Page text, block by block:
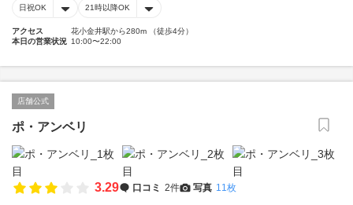
日祝OK 21時以降OK
アクセス
花小金井駅から280m （徒歩4分）
本日の営業状況 10:00〜22:00
店舗公式
ポ・アンベリ
3.29 口コミ 2件 写真 11枚